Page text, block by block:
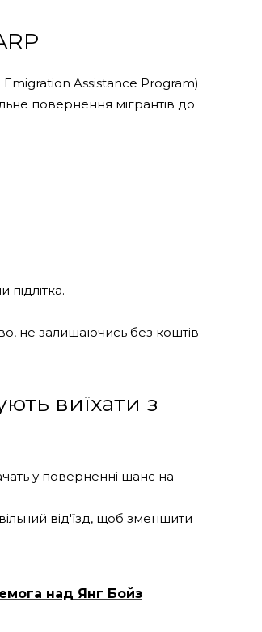
Emigration Assistance Program)
повернення мігрантів до
підлітка.
не залишаючись без коштів
виїхати з
у поверненні шанс на
від'їзд, щоб зменшити
над Янг Бойз